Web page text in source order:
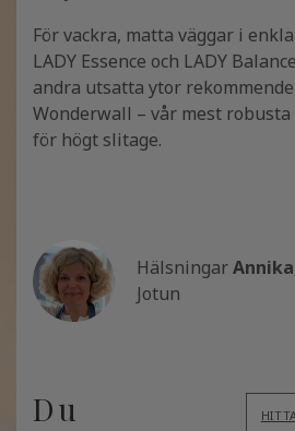
För vackra, matta väggar i
LADY Essence och LADY
andra utsatta ytor
Wonderwall – vår mest
för högt slitage.
HälsningarAnnika
Jotun
Du